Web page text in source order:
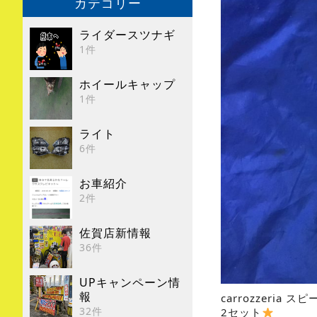
ライダースツナギ
1件
ホイールキャップ
1件
ライト
6件
お車紹介
2件
佐賀店新情報
36件
UPキャンペーン情
報
32件
carrozzeria スピ
2セット